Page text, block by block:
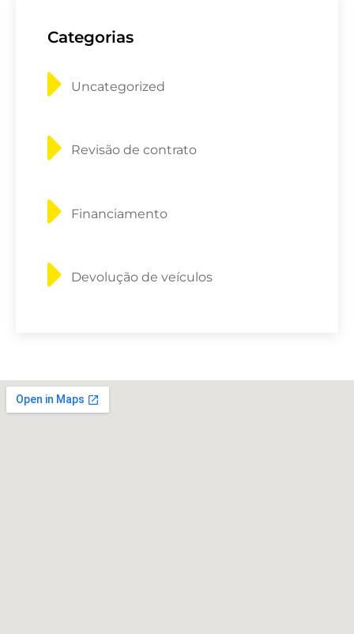
Categorias
Uncategorized
Revisão de contrato
Financiamento
Devolução de veículos